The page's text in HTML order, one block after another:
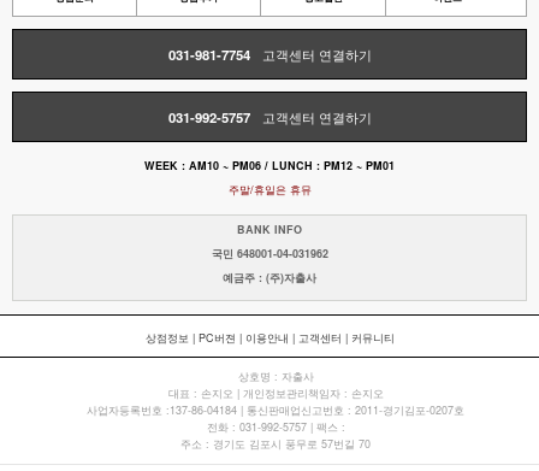
031-981-7754 고객센터 연결하기
031-992-5757 고객센터 연결하기
WEEK : AM10 ~ PM06 / LUNCH : PM12 ~ PM01
주말/휴일은 휴뮤
BANK INFO
국민 648001-04-031962
예금주 : (주)자출사
상점정보 | PC버젼 | 이용안내 | 고객센터 | 커뮤니티
상호명 : 자출사
대표 : 손지오 | 개인정보관리책임자 : 손지오
사업자등록번호 :137-86-04184 | 통신판매업신고번호 : 2011-경기김포-0207호
전화 : 031-992-5757 | 팩스 :
주소 : 경기도 김포시 풍무로 57번길 70